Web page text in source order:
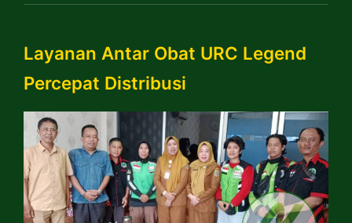
Layanan Antar Obat URC Legend
Percepat Distribusi